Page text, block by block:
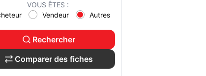
VOUS ÊTES :
Vendeur Autres
Rechercher
Comparer des fiches